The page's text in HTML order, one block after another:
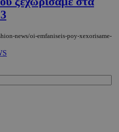
news/oi-emfaniseis-poy-xexorisame-